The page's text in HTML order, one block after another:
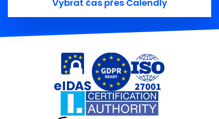
Vybrat čas přes Calendly